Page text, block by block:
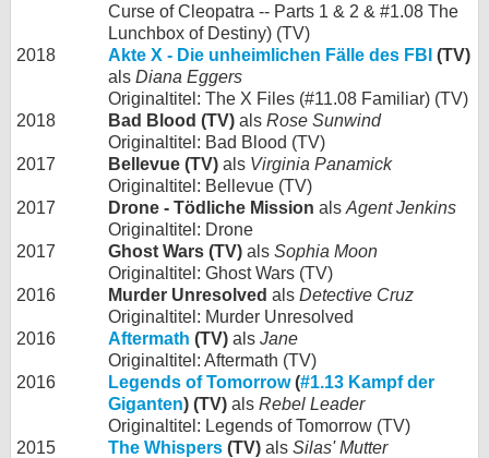
Curse of Cleopatra -- Parts 1 & 2 & #1.08 The
Lunchbox of Destiny) (TV)
2018
Akte X - Die unheimlichen Fälle des FBI (TV)
als Diana Eggers
Originaltitel: The X Files (#11.08 Familiar) (TV)
2018
Bad Blood (TV) als Rose Sunwind
Originaltitel: Bad Blood (TV)
2017
Bellevue (TV) als Virginia Panamick
Originaltitel: Bellevue (TV)
2017
Drone - Tödliche Mission als Agent Jenkins
Originaltitel: Drone
2017
Ghost Wars (TV) als Sophia Moon
Originaltitel: Ghost Wars (TV)
2016
Murder Unresolved als Detective Cruz
Originaltitel: Murder Unresolved
2016
Aftermath (TV) als Jane
Originaltitel: Aftermath (TV)
2016
Legends of Tomorrow(#1.13 Kampf der
Giganten) (TV) als Rebel Leader
Originaltitel: Legends of Tomorrow (TV)
2015
The Whispers (TV) als Silas' Mutter